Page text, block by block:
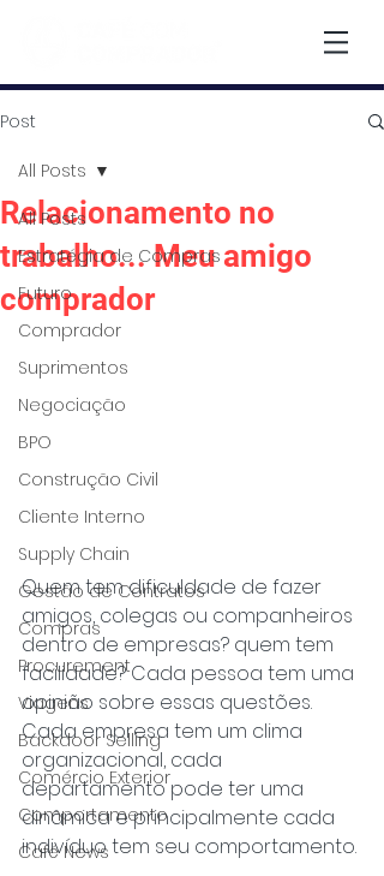
Post
All Posts
Estratégia de Compras
Futuro
Comprador
Suprimentos
Negociação
BPO
Construção Civil
Cliente Interno
Supply Chain
Gestão de Contratos
Compras
Procurement
Viagens
Backdoor Selling
Comércio Exterior
Comportamento
Café News
All Posts
Relacionamento no
trabalho... Meu amigo
comprador
Quem tem dificuldade de fazer
amigos, colegas ou companheiros
dentro de empresas? quem tem
facilidade? Cada pessoa tem uma
opinião sobre essas questões.
Cada empresa tem um clima
organizacional, cada
departamento pode ter uma
dinâmica e principalmente cada
indivíduo tem seu comportamento.